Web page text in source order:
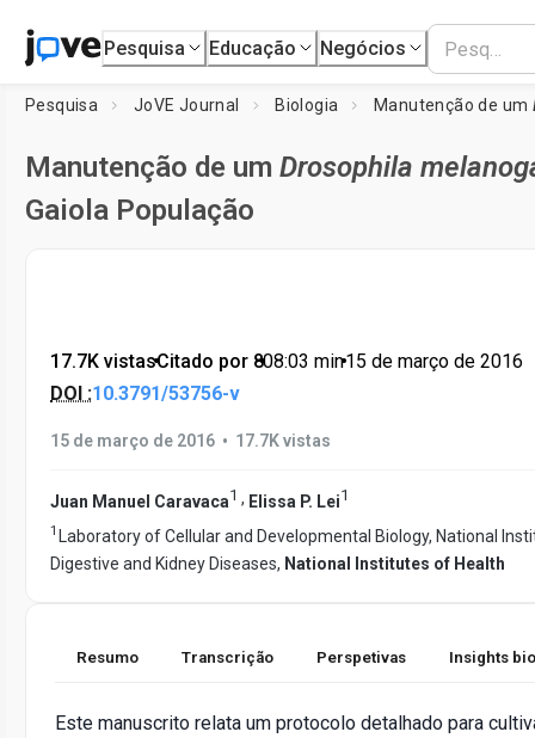
Pesquisa Educação Negócios
Pesquisa JoVE Journal Biologia Manutenção de um
Manutenção de um Drosophila
Gaiola População
17.7K vistas•Citado por 8•08:03 min•15 de março de 2016
DOI :10.3791/53756-v
15 de março de 2016 • 17.7K vistas
Juan Manuel Caravaca1 , Elissa P. Lei1
1 Laboratory of Cellular and Developmental Biology, National
Digestive and Kidney Diseases, National Institutes of Health
Resumo Transcrição Perspetivas Insights
Este manuscrito relata um protocolo detalhado para